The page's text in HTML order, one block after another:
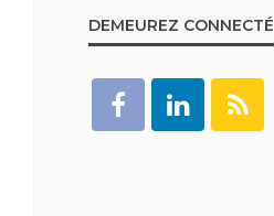
DEMEUREZ CONNECTÉ